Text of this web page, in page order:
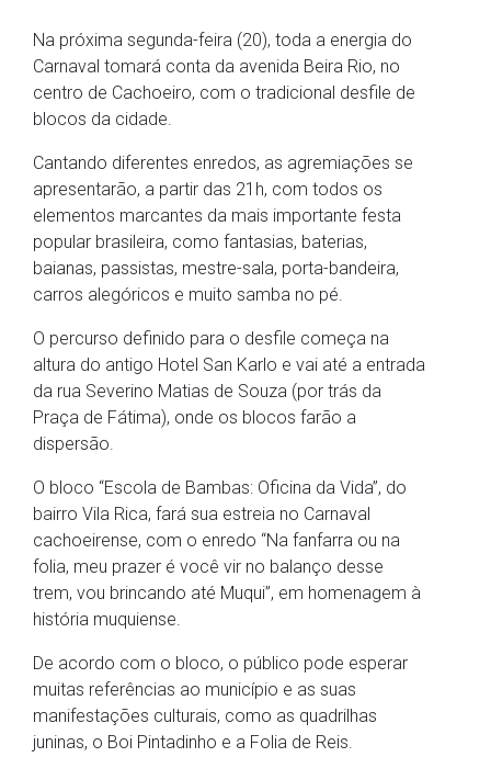
Na próxima segunda-feira (20), toda a energia do
Carnaval tomará conta da avenida Beira Rio, no
centro de Cachoeiro, com o tradicional desfile de
blocos da cidade.
Cantando diferentes enredos, as agremiações se
apresentarão, a partir das 21h, com todos os
elementos marcantes da mais importante festa
popular brasileira, como fantasias, baterias,
baianas, passistas, mestre-sala, porta-bandeira,
carros alegóricos e muito samba no pé.
O percurso definido para o desfile começa na
altura do antigo Hotel San Karlo e vai até a entrada
da rua Severino Matias de Souza (por trás da
Praça de Fátima), onde os blocos farão a
dispersão.
O bloco “Escola de Bambas: Oficina da Vida”, do
bairro Vila Rica, fará sua estreia no Carnaval
cachoeirense, com o enredo “Na fanfarra ou na
folia, meu prazer é você vir no balanço desse
trem, vou brincando até Muqui”, em homenagem à
história muquiense.
De acordo com o bloco, o público pode esperar
muitas referências ao município e as suas
manifestações culturais, como as quadrilhas
juninas, o Boi Pintadinho e a Folia de Reis.